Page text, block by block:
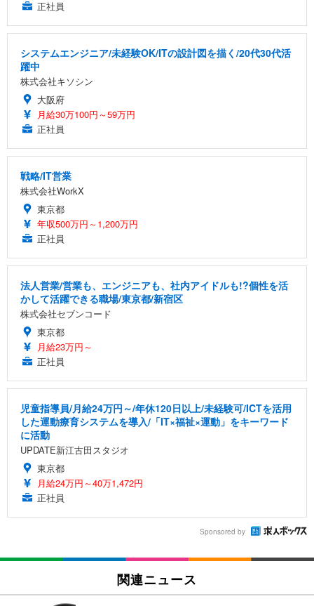
正社員
システムエンジニア/未経験OK/ITの設計図を描く/20代30代活
躍中
株式会社キソシン
大阪府
月給30万100円～59万円
正社員
戦略/IT営業
株式会社WorkX
東京都
年収500万円～1,200万円
正社員
法人営業/営業も、エンジニアも、社内アイドルも!?個性を活
かして活躍できる職場/東京都/新宿区
株式会社セブンコード
東京都
月給23万円～
正社員
児童指導員/月給24万円～/年休120日以上/未経験可/ICTを活用
した運動療育システムを導入/「IT×福祉×運動」をキーワード
に活動
UPDATE新江古田スタジオ
東京都
月給24万円～40万1,472円
正社員
Sponsored by
関連ニュース